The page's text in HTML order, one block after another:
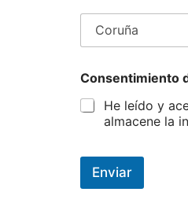
T
e
l
o
o
Consentimiento
He leído y
almacene la
Enviar